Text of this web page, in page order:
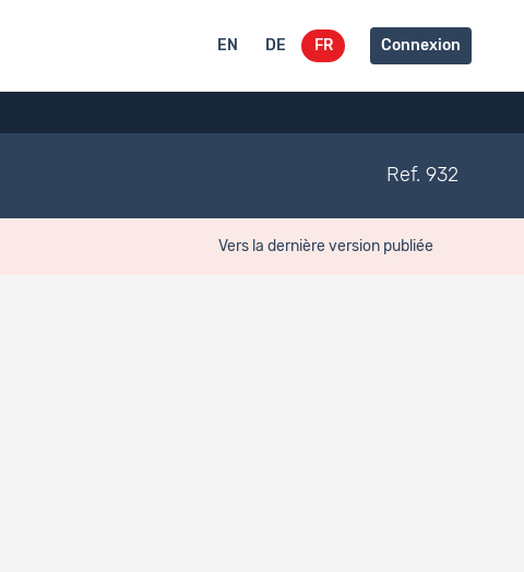
EN DE FR Connexion
Ref. 932
Vers la dernière version publiée